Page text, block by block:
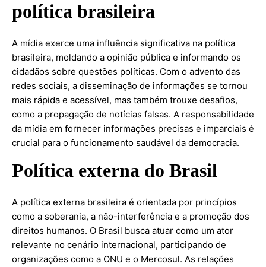
política brasileira
A mídia exerce uma influência significativa na política
brasileira, moldando a opinião pública e informando os
cidadãos sobre questões políticas. Com o advento das
redes sociais, a disseminação de informações se tornou
mais rápida e acessível, mas também trouxe desafios,
como a propagação de notícias falsas. A responsabilidade
da mídia em fornecer informações precisas e imparciais é
crucial para o funcionamento saudável da democracia.
Política externa do Brasil
A política externa brasileira é orientada por princípios
como a soberania, a não-interferência e a promoção dos
direitos humanos. O Brasil busca atuar como um ator
relevante no cenário internacional, participando de
organizações como a ONU e o Mercosul. As relações